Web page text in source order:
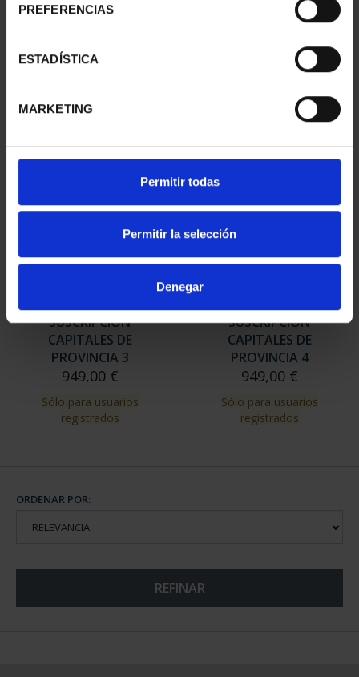
PREFERENCIAS
ESTADÍSTICA
MARKETING
Permitir todas
Permitir la selección
Denegar
PROVINCIA 1
Sólo para usuarios
SUSCRIPCIÓN
CAPITALES DE
PROVINCIA 2
Sólo para usuarios
registrados
SUSCRIPCIÓN
CAPITALES DE
PROVINCIA 3
949,00 €
Sólo para usuarios
registrados
SUSCRIPCIÓN
CAPITALES DE
PROVINCIA 4
949,00 €
Sólo para usuarios
registrados
ORDENAR POR:
REFINAR